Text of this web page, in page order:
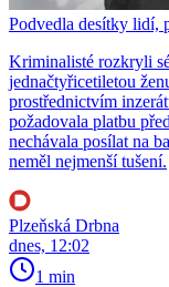
Podvedla desítky lidí,
Kriminalisté rozkryli
jednačtyřicetiletou
prostřednictvím
požadovala platbu
nechávala posílat na
neměl nejmenší tušení.
Plzeňská Drbna
dnes, 12:02
1 min